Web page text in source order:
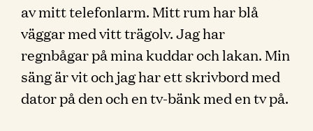
av mitt telefonlarm. Mitt rum har blå
väggar med vitt trägolv. Jag har
regnbågar på mina kuddar och lakan. Min
säng är vit och jag har ett skrivbord med
dator på den och en tv-bänk med en tv på.